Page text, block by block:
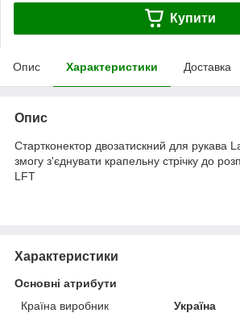
Купити
Опис Характеристики Доставка
Опис
Стартконектор двозатискний для рукава
змогу з'єднувати крапельну стрічку до
LFT
Характеристики
Основні атрибути
Країна виробник
Україна